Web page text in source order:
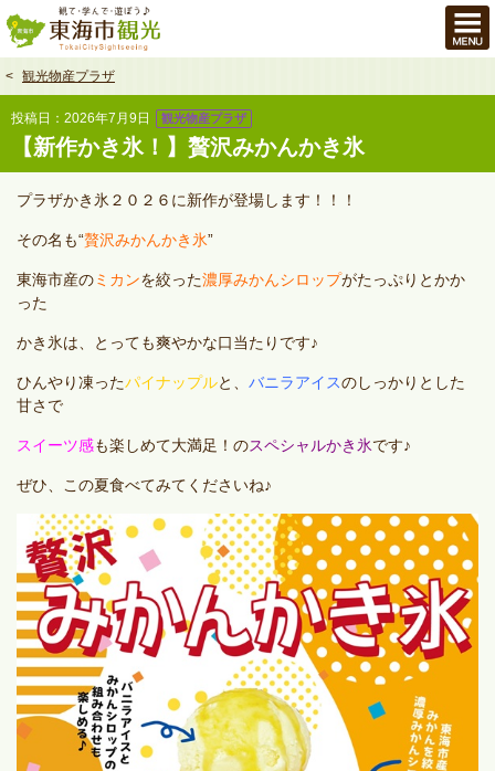
本
文
観光物産プラザ
投稿日：2026年7月9日 観光物産プラザ
【新作かき氷！】贅沢みかんかき氷
プラザかき氷２０２６に新作が登場します！！！
その名も“贅沢みかんかき氷”
東海市産のミカンを絞った濃厚みかんシロップがたっぷりとかか
った
かき氷は、とっても爽やかな口当たりです♪
ひんやり凍ったパイナップルと、 バニラアイスのしっかりとした
甘さで
スイーツ感も楽しめて大満足！のスペシャルかき氷です♪
ぜひ、この夏食べてみてくださいね♪